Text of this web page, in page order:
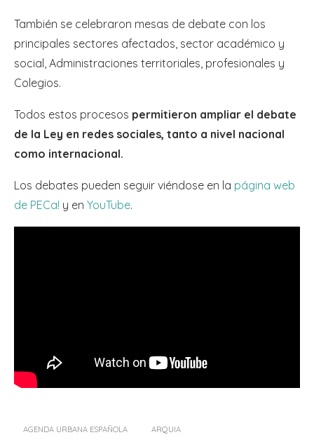
También se celebraron mesas de debate con los
principales sectores afectados, sector académico y
social, Administraciones territoriales, profesionales y
Colegios.
Todos estos procesos permitieron ampliar el debate
de la Ley en redes sociales, tanto a nivel nacional
como internacional.
Los debates pueden seguir viéndose en la página web
de PECa! y en YouTube.
AGENDA URBANA ESPAÑOLA ARQUIA